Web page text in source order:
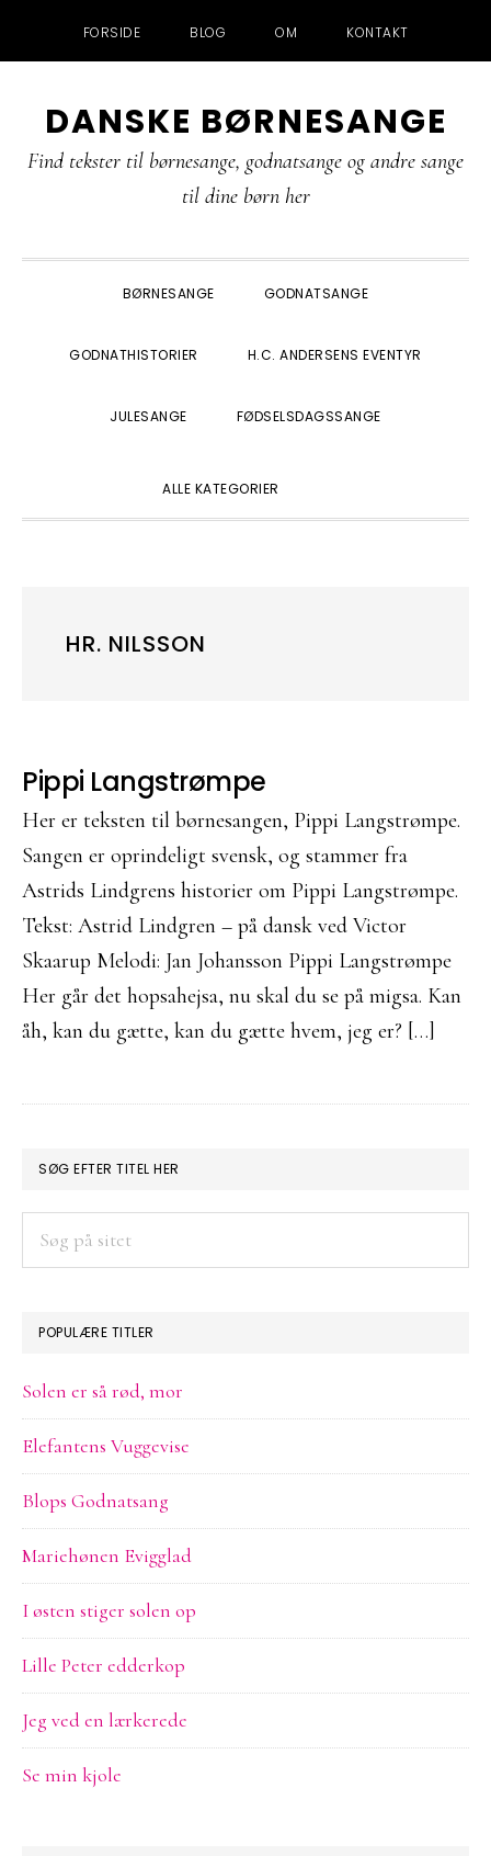
FORSIDE BLOG OM KONTAKT
direkte
til
indhold
direkte
til
direkte
til
DANSKE BØRNESANGE
Find tekster til børnesange, godnatsange og andre sange
til dine børn her
BØRNESANGE GODNATSANGE
GODNATHISTORIER H.C. ANDERSENS EVENTYR
JULESANGE FØDSELSDAGSSANGE
ALLE KATEGORIER
HR. NILSSON
Pippi Langstrømpe
Her er teksten til børnesangen, Pippi Langstrømpe.
Sangen er oprindeligt svensk, og stammer fra
Astrids Lindgrens historier om Pippi Langstrømpe.
Tekst: Astrid Lindgren – på dansk ved Victor
Skaarup Melodi: Jan Johansson Pippi Langstrømpe
Her går det hopsahejsa, nu skal du se på migsa. Kan
åh, kan du gætte, kan du gætte hvem, jeg er? […]
PRIMÆR
SIDEBAR
SØG EFTER TITEL HER
POPULÆRE TITLER
Solen er så rød, mor
Elefantens Vuggevise
Blops Godnatsang
Mariehønen Evigglad
I østen stiger solen op
Lille Peter edderkop
Jeg ved en lærkerede
Se min kjole